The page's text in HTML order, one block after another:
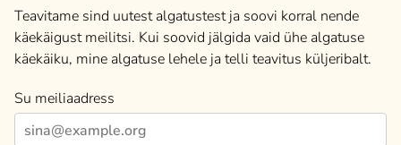
Teavitame sind uutest algatustest ja soovi korral nende
käekäigust meilitsi. Kui soovid jälgida vaid ühe algatuse
käekäiku, mine algatuse lehele ja telli teavitus küljeribalt.
Su meiliaadress